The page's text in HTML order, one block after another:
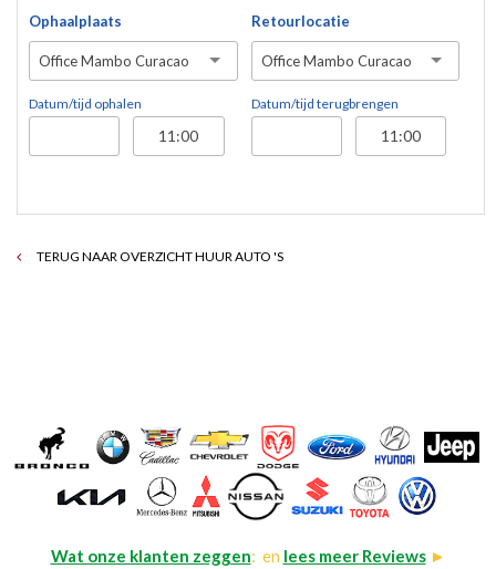
Ophaalplaats
Office Mambo Curacao
Datum/tijd ophalen
Retourlocatie
Office Mambo Curacao
Datum/tijd terugbrengen
TERUG NAAR OVERZICHT HUUR AUTO 'S
Wat onze klanten zeggen: en lees meer Reviews►